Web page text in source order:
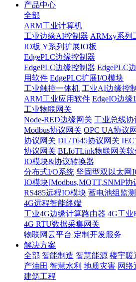
产品中心
全部
ARM工业计算机
工业边缘AI控制器 ARMxy系列
IO板 Y系列扩展IO板
EdgePLC边缘控制器
EdgePLC边缘控制器 EdgePLC
用软件 EdgePLC扩展I/O模块
工业触控一体机 工业AI边缘控
ARM工业应用软件 EdgeIO边缘
工业物联网关
Node-RED边缘网关 工业总线协
Modbus协议网关 OPC UA协议
协议网关 DL/T645协议网关
协议网关 BLIoTLink物联网关软
IO模块&协议转换器
分布式I/O系统 坚固型双以太网
IO模块[Modbus,MQTT,SNMP协
RS485远程IO模块 蓄电池组监
4G远程智能终端
工业4G边缘计算路由器 4G工业
4G RTU数据采集网关
物联网云平台 定制开发服务
解决方案
全部 智能制造 智慧能源 楼宇暖
产油田 智慧水利 地质灾害 网络
建筑工程